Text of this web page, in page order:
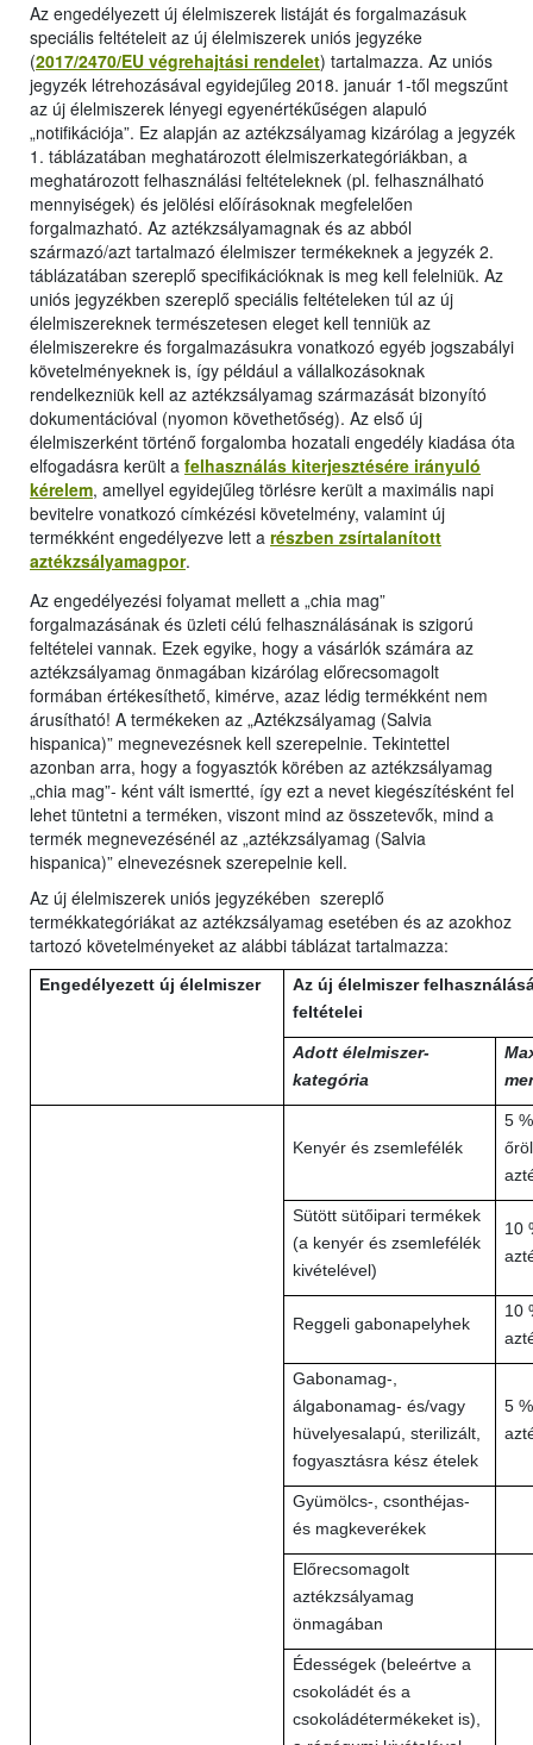
Az engedélyezett új élelmiszerek listáját és forgalmazásuk
speciális feltételeit az új élelmiszerek uniós jegyzéke
(2017/2470/EU végrehajtási rendelet) tartalmazza. Az uniós
jegyzék létrehozásával egyidejűleg 2018. január 1-től megszűnt
az új élelmiszerek lényegi egyenértékűségen alapuló
„notifikációja”. Ez alapján az aztékzsályamag kizárólag a jegyzék
1. táblázatában meghatározott élelmiszerkategóriákban, a
meghatározott felhasználási feltételeknek (pl. felhasználható
mennyiségek) és jelölési előírásoknak megfelelően
forgalmazható. Az aztékzsályamagnak és az abból
származó/azt tartalmazó élelmiszer termékeknek a jegyzék 2.
táblázatában szereplő specifikációknak is meg kell felelniük. Az
uniós jegyzékben szereplő speciális feltételeken túl az új
élelmiszereknek természetesen eleget kell tenniük az
élelmiszerekre és forgalmazásukra vonatkozó egyéb jogszabályi
követelményeknek is, így például a vállalkozásoknak
rendelkezniük kell az aztékzsályamag származását bizonyító
dokumentációval (nyomon követhetőség). Az első új
élelmiszerként történő forgalomba hozatali engedély kiadása óta
elfogadásra került a felhasználás kiterjesztésére irányuló
kérelem, amellyel egyidejűleg törlésre került a maximális napi
bevitelre vonatkozó címkézési követelmény, valamint új
termékként engedélyezve lett a részben zsírtalanított
aztékzsályamagpor.
Az engedélyezési folyamat mellett a „chia mag”
forgalmazásának és üzleti célú felhasználásának is szigorú
feltételei vannak. Ezek egyike, hogy a vásárlók számára az
aztékzsályamag önmagában kizárólag előrecsomagolt
formában értékesíthető, kimérve, azaz lédig termékként nem
árusítható! A termékeken az „Aztékzsályamag (Salvia
hispanica)” megnevezésnek kell szerepelnie. Tekintettel
azonban arra, hogy a fogyasztók körében az aztékzsályamag
„chia mag”- ként vált ismertté, így ezt a nevet kiegészítésként fel
lehet tüntetni a terméken, viszont mind az összetevők, mind a
termék megnevezésénél az „aztékzsályamag (Salvia
hispanica)” elnevezésnek szerepelnie kell.
Az új élelmiszerek uniós jegyzékében szereplő
termékkategóriákat az aztékzsályamag esetében és az azokhoz
tartozó követelményeket az alábbi táblázat tartalmazza:
Engedélyezett új élelmiszer
Az új élelmiszer
feltételei
Adott élelmiszer-
kategória
Kenyér és zsemlefélék
5
Sütött sütőipari termékek
(a kenyér és zsemlefélék
kivételével)
10
Reggeli gabonapelyhek
10
Gabonamag-,
álgabonamag- és/vagy
hüvelyesalapú, sterilizált,
fogyasztásra kész ételek
5
Gyümölcs-, csonthéjas-
és magkeverékek
Előrecsomagolt
aztékzsályamag
önmagában
Édességek (beleértve a
csokoládét és a
csokoládétermékeket is),